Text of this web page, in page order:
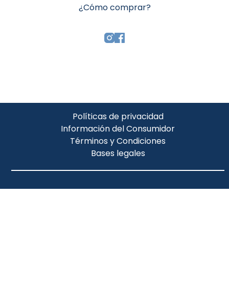
¿Cómo comprar?
Políticas de privacidad
Información del Consumidor
Términos y Condiciones
Bases legales